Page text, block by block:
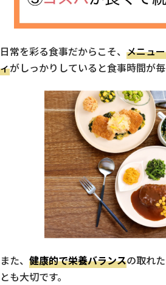
日常を彩る食事だからこそ、 メニュ
ィがしっかりしていると食事時間が
また、 健康的で栄養バランスの取れ
とも大切です。